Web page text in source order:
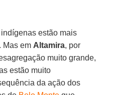
estão mais
Mas em Altamira, por
muito grande,
estão muito
da ação dos